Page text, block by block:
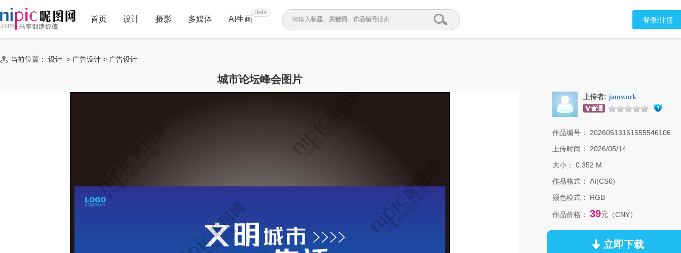
首页 设计 摄影 多媒体 AI生画
Beta
请输入标题、 关键词 、 作品编号搜索 登录/注册
当前位置： 设计 > 广告设计 > 广告设计
城市论坛峰会图片
上传者: jamwork
作品编号：
20260513161555546106
上传时间：
2026/05/14
大小：
0.352 M
作品格式：
AI(CS6)
颜色模式：
RGB
作品价格： 39元（CNY）
立即下载